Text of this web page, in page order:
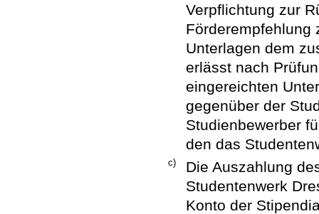
Verpflichtung zur
Förderempfehlung
Unterlagen dem
erlässt nach
eingereichten
gegenüber der
Studienbewerber
den das
c)
Die Auszahlung
Studentenwerk
Konto der